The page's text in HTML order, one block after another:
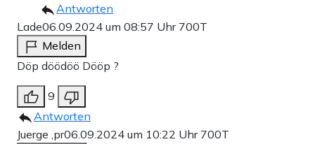
Antworten
Lade06.09.2024 um 08:57 Uhr 700T
Melden
Döp döödöö Dööp ?
9
Antworten
Juerge ,pr06.09.2024 um 10:22 Uhr 700T